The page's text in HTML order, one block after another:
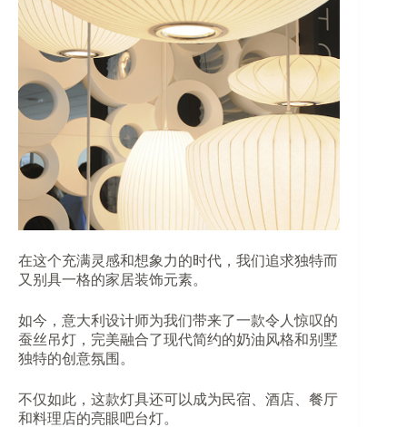
在这个充满灵感和想象力的时代，我们追求独特而
又别具一格的家居装饰元素。
如今，意大利设计师为我们带来了一款令人惊叹的
蚕丝吊灯，完美融合了现代简约的奶油风格和别墅
独特的创意氛围。
不仅如此，这款灯具还可以成为民宿、酒店、餐厅
和料理店的亮眼吧台灯。